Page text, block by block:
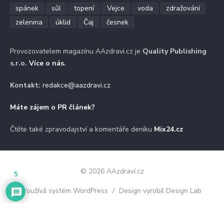
spánek
sůl topení Vejce voda
zdražování
zelenina
úklid Čaj česnek
Provozovatelem magazínu AAzdravi.cz je Quality Publishing
s.r.o. Více o nás.
Kontakt: redakce@aazdravi.cz
Máte zájem o PR článek?
Čtěte také zpravodajství a komentáře deníku Mix24.cz
© 2026 AAzdraví.cz
Používá systém WordPress / Design vyrobil Design Lab
5